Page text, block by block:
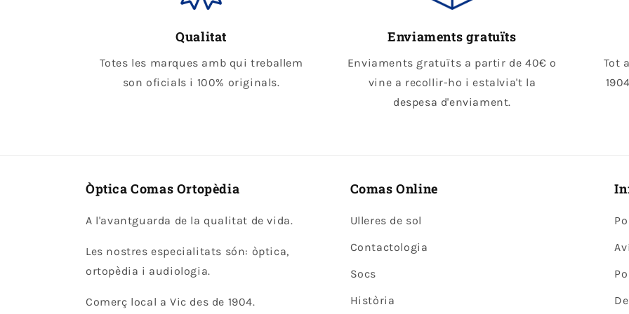
Qualitat
Totes les marques amb qui treballem
son oficials i 100% originals.
Enviaments gratuïts
Enviaments gratuïts a partir de 40€ o
vine a recollir-ho i estalvia't la
despesa d'enviament.
Tot
Òptica Comas Ortopèdia
A l'avantguarda de la qualitat de vida.
Les nostres especialitats són: òptica,
ortopèdia i audiologia.
Comerç local a Vic des de 1904.
Comas Online
Ulleres de sol
Contactologia
Socs
Història